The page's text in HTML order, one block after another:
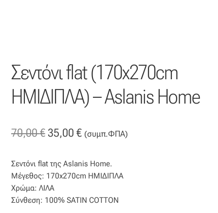
Λογαριασμός
Όλα τα υφάσματα
Black-out
Βαμβακοσατέν
Βελούδο
Σεντόνι flat (170x270cm
ΗΜΙΔΙΠΛΑ) – Aslanis Home
70,00€ Original
was:
70,00 €.
35,00 €Η
τιμή
35,00 €.
(συμπ.ΦΠΑ)
Σεντόνι flat της Aslanis Home.
Μέγεθος: 170x270cm ΗΜΙΔΙΠΛΑ
Χρώμα: ΛΙΛΑ
Σύνθεση: 100% SATIN COTTON